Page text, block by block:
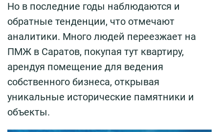
Но в последние годы наблюдаются и
обратные тенденции, что отмечают
аналитики. Много людей переезжает на
ПМЖ в Саратов, покупая тут квартиру,
арендуя помещение для ведения
собственного бизнеса, открывая
уникальные исторические памятники и
объекты.